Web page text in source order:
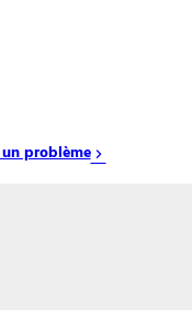
problème